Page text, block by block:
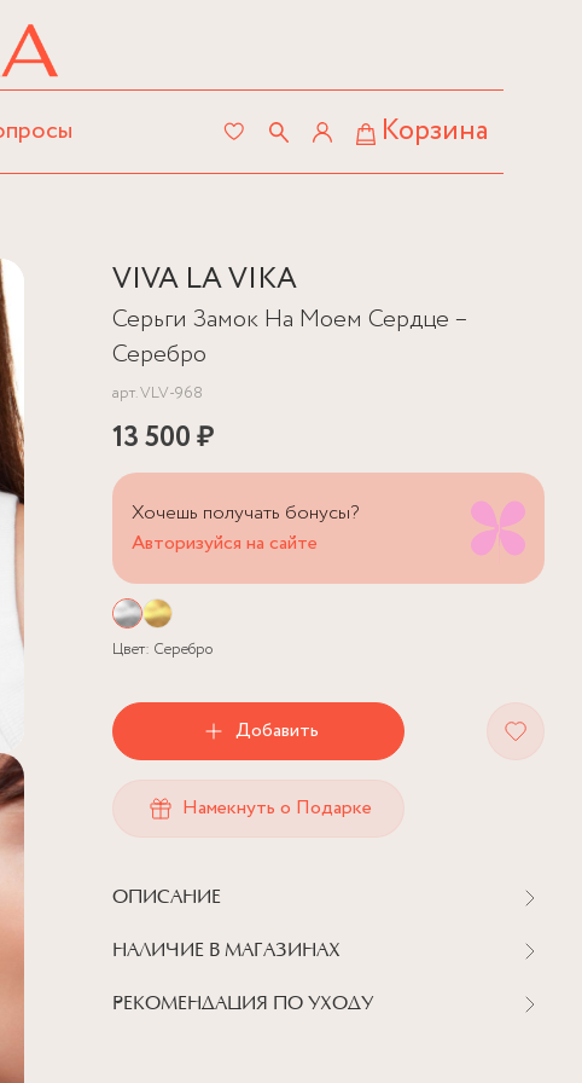
Корзина
VIVA LA VIKA
Серьги Замок На Моем Сердце –
Серебро
арт.VLV-968
13 500 ₽
Хочешь получать бонусы?
Авторизуйся на сайте
Цвет: Серебро
Добавить
Намекнуть о Подарке
ОПИСАНИЕ
НАЛИЧИЕ В МАГАЗИНАХ
РЕКОМЕНДАЦИЯ ПО УХОДУ